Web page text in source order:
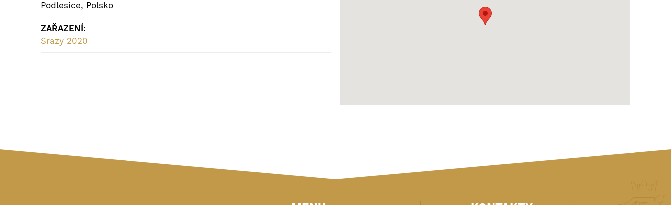
Podlesice, Polsko
ZAŘAZENÍ:
Srazy 2020